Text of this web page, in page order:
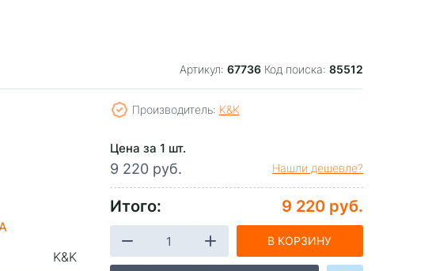
Артикул: 67736 Код поиска: 85512
K&K
Производитель: K&K
Цена за 1 шт.
9 220 руб. Нашли дешевле?
Итого: 9 220 руб.
В КОРЗИНУ